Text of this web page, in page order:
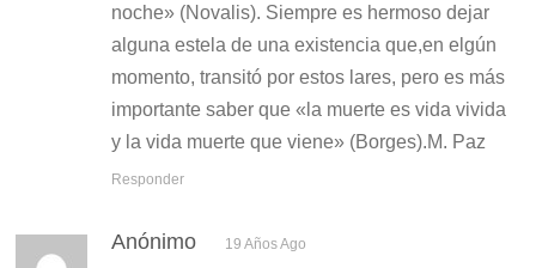
noche» (Novalis). Siempre es hermoso dejar
alguna estela de una existencia que,en elgún
momento, transitó por estos lares, pero es más
importante saber que «la muerte es vida vivida
y la vida muerte que viene» (Borges).M. Paz
Responder
Anónimo 19 Años Ago